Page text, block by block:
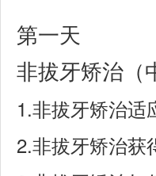
第一天
非拔牙矫治（
1.非拔牙矫治适
2.非拔牙矫治获